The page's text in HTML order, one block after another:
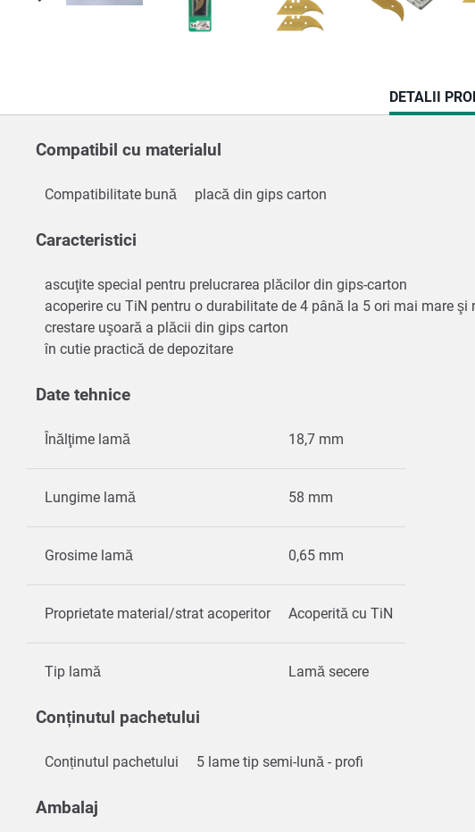
CURRENT
TAB:
DETALII
Compatibil cu materialul
Compatibilitate bună placă din gips carton
Caracteristici
ascuţite special pentru prelucrarea plăcilor din gips-carton
acoperire cu TiN pentru o durabilitate de 4 până la 5 ori mai mare
crestare uşoară a plăcii din gips carton
în cutie practică de depozitare
Date tehnice
Înălţime lamă 18,7 mm
Lungime lamă 58 mm
Grosime lamă 0,65 mm
Proprietate material/strat acoperitor Acoperită cu TiN
Tip lamă Lamă secere
Conținutul pachetului
Conținutul pachetului 5 lame tip semi-lună - profi
Ambalaj